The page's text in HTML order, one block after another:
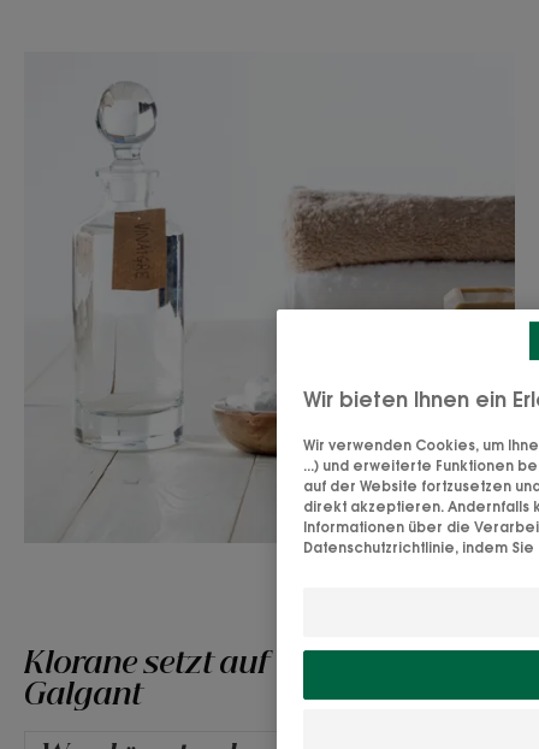
Klorane setzt auf die Natur:
Galgant
Wir bieten Ihnen ein
Wir verwenden Cookies, um
...) und erweiterte Funktionen
auf der Website fortzusetzen
direkt akzeptieren. Andernfalls
Informationen über die
Datenschutzrichtlinie, indem